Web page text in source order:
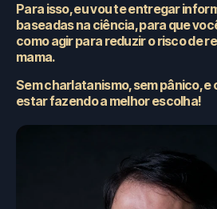
Para isso, eu vou te entregar
baseadas na ciência, para que
como agir para reduzir o risco de
mama.
Sem charlatanismo, sem pânico, e
estar fazendo a melhor escolha!